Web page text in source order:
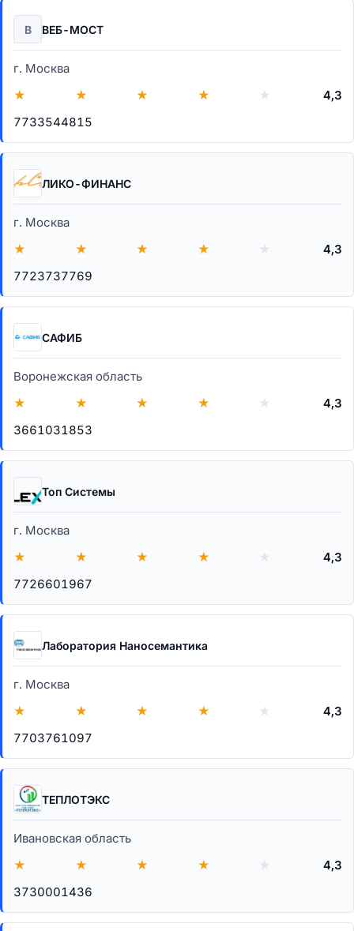
В ВЕБ-МОСТ
г. Москва
★
★ ★ ★ ★
4,3
7733544815
ЛИКО-ФИНАНС
г. Москва
★
★ ★ ★ ★
4,3
7723737769
САФИБ
Воронежская область
★
★ ★ ★ ★
4,3
3661031853
Топ Системы
г. Москва
★
★ ★ ★ ★
4,3
7726601967
Лаборатория Наносемантика
г. Москва
★
★ ★ ★ ★
4,3
7703761097
ТЕПЛОТЭКС
Ивановская область
★
★ ★ ★ ★
4,3
3730001436